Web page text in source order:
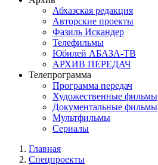
Абхазская редакция
Авторские проекты
Фазиль Искандер
Телефильмы
Юбилей АБАЗА-ТВ
АРХИВ ПЕРЕДАЧ
Телепрограмма
Программа передач
Художественные фильмы
Документальные фильмы
Мультфильмы
Сериалы
Главная
Спецпроекты